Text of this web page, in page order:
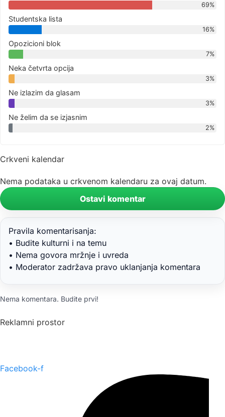
69%
Studentska lista
16%
Opozicioni blok
7%
Neka četvrta opcija
3%
Ne izlazim da glasam
3%
Ne želim da se izjasnim
2%
Crkveni kalendar
Nema podataka u crkvenom kalendaru za ovaj datum.
Ostavi komentar
Pravila komentarisanja:
• Budite kulturni i na temu
• Nema govora mržnje i uvreda
• Moderator zadržava pravo uklanjanja komentara
Nema komentara. Budite prvi!
Reklamni prostor
Facebook-f